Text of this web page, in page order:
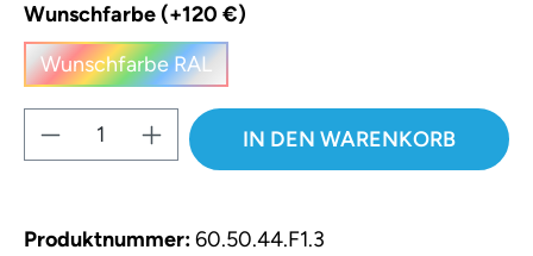
Wunschfarbe (+120 €)
Wunschfarbe RAL
(Diese Option ist zurzeit nicht verfügbar.)
Produkt Anzahl: Gib denIN DEN WARENKORB
Produktnummer:60.50.44.F1.3